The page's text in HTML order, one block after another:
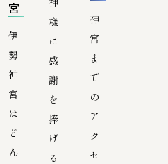
宮
伊
勢
神
宮
は
ど
ん
様
に
感
謝
を
捧
げ
る
神
宮
ま
で
の
ア
ク
セ